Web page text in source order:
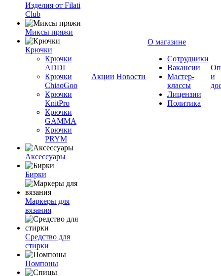
Изделия от Filati
Club
Миксы пряжи
Крючки
Крючки
ADDI
Крючки
ChiaoGoo
Крючки
KnitPro
Крючки
GAMMA
Крючки
PRYM
Аксессуары
Бирки
Маркеры для
вязания
Средство для
стирки
Помпоны
Акции Новости
О магазине
Сотрудники
Вакансии
Мастер-
классы
Лицензии
Политика
и